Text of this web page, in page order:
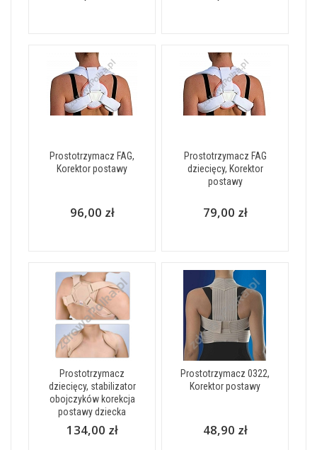
Prostotrzymacz FAG,
Korektor postawy
96,00 zł
Prostotrzymacz FAG
dziecięcy, Korektor
postawy
79,00 zł
Prostotrzymacz
dziecięcy, stabilizator
obojczyków korekcja
postawy dziecka
134,00 zł
Prostotrzymacz 0322,
Korektor postawy
48,90 zł